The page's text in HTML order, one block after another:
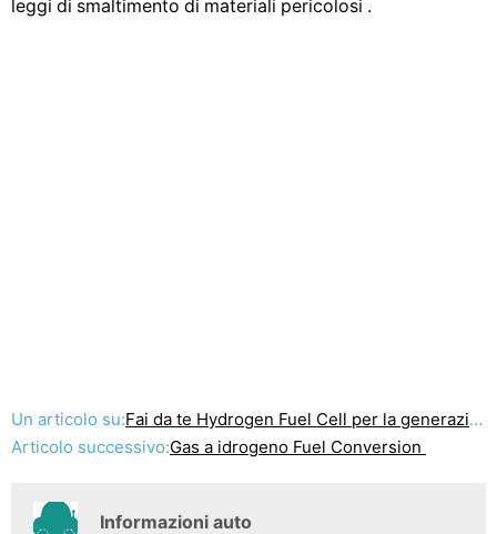
leggi di smaltimento di materiali pericolosi .
Un articolo su:Fai da te Hydrogen Fuel Cell per la generazione elettrica
Articolo successivo:Gas a idrogeno Fuel Conversion
Informazioni auto